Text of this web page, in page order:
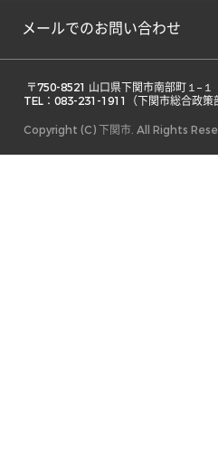
メールでのお問い合わせ
TEL：083-231-1911（下関市総合政策
Copyright (C) 下関市. All Rights